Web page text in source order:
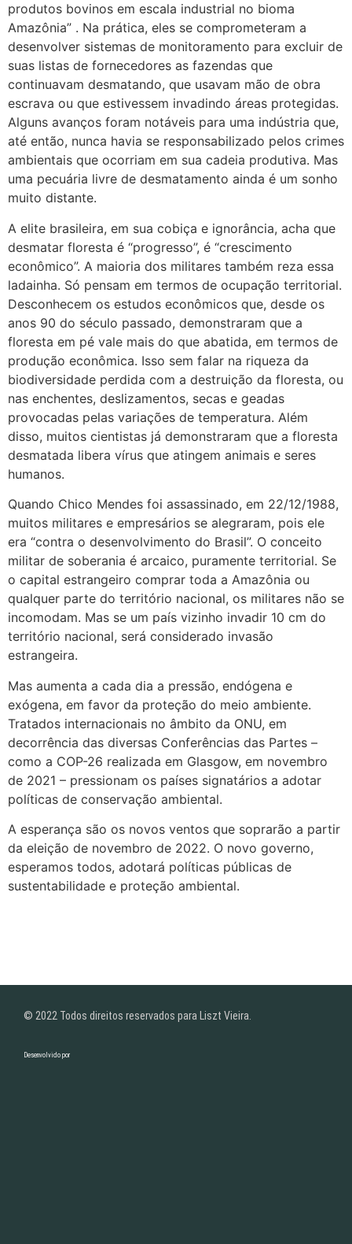
produtos bovinos em escala industrial no bioma
Amazônia” . Na prática, eles se comprometeram a
desenvolver sistemas de monitoramento para excluir de
suas listas de fornecedores as fazendas que
continuavam desmatando, que usavam mão de obra
escrava ou que estivessem invadindo áreas protegidas.
Alguns avanços foram notáveis para uma indústria que,
até então, nunca havia se responsabilizado pelos crimes
ambientais que ocorriam em sua cadeia produtiva. Mas
uma pecuária livre de desmatamento ainda é um sonho
muito distante.
A elite brasileira, em sua cobiça e ignorância, acha que
desmatar floresta é “progresso”, é “crescimento
econômico”. A maioria dos militares também reza essa
ladainha. Só pensam em termos de ocupação territorial.
Desconhecem os estudos econômicos que, desde os
anos 90 do século passado, demonstraram que a
floresta em pé vale mais do que abatida, em termos de
produção econômica. Isso sem falar na riqueza da
biodiversidade perdida com a destruição da floresta, ou
nas enchentes, deslizamentos, secas e geadas
provocadas pelas variações de temperatura. Além
disso, muitos cientistas já demonstraram que a floresta
desmatada libera vírus que atingem animais e seres
humanos.
Quando Chico Mendes foi assassinado, em 22/12/1988,
muitos militares e empresários se alegraram, pois ele
era “contra o desenvolvimento do Brasil”. O conceito
militar de soberania é arcaico, puramente territorial. Se
o capital estrangeiro comprar toda a Amazônia ou
qualquer parte do território nacional, os militares não se
incomodam. Mas se um país vizinho invadir 10 cm do
território nacional, será considerado invasão
estrangeira.
Mas aumenta a cada dia a pressão, endógena e
exógena, em favor da proteção do meio ambiente.
Tratados internacionais no âmbito da ONU, em
decorrência das diversas Conferências das Partes –
como a COP-26 realizada em Glasgow, em novembro
de 2021 – pressionam os países signatários a adotar
políticas de conservação ambiental.
A esperança são os novos ventos que soprarão a partir
da eleição de novembro de 2022. O novo governo,
esperamos todos, adotará políticas públicas de
sustentabilidade e proteção ambiental.
© 2022 Todos direitos reservados para Liszt Vieira.
Desenvolvido por